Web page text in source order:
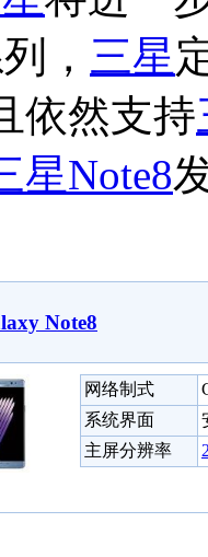
， 三星
依然支持
星Note8
Note8
网络制式
系统界面
主屏分辨率